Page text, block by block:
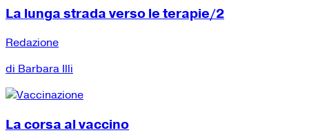
La lunga strada verso le terapie/2
Redazione
di Barbara Illi
La corsa al vaccino